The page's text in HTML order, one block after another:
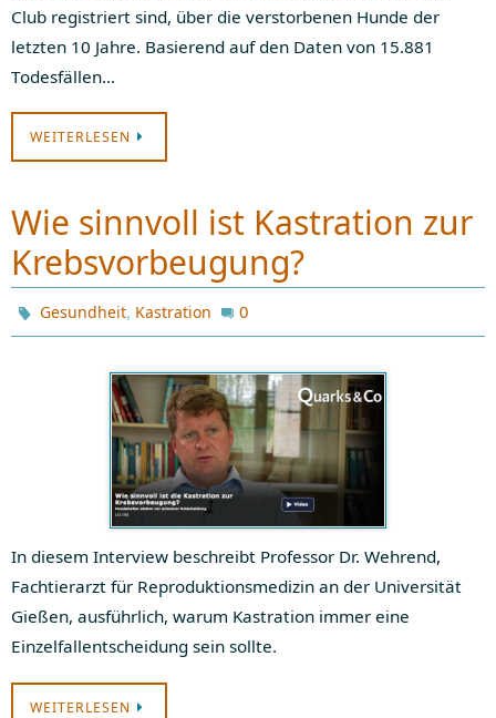
Club registriert sind, über die verstorbenen Hunde der
letzten 10 Jahre. Basierend auf den Daten von 15.881
Todesfällen…
WEITERLESEN
Wie sinnvoll ist Kastration zur
Krebsvorbeugung?
Gesundheit, Kastration 0
In diesem Interview beschreibt Professor Dr. Wehrend,
Fachtierarzt für Reproduktionsmedizin an der Universität
Gießen, ausführlich, warum Kastration immer eine
Einzelfallentscheidung sein sollte.
WEITERLESEN